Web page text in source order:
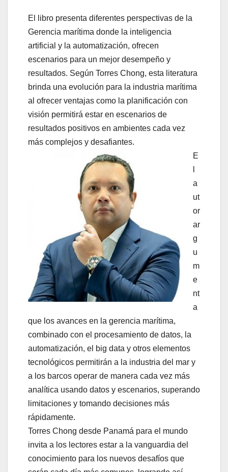
El libro presenta diferentes perspectivas de la
Gerencia marítima donde la inteligencia
artificial y la automatización, ofrecen
escenarios para un mejor desempeño y
resultados. Según Torres Chong, esta literatura
brinda una evolución para la industria marítima
al ofrecer ventajas como la planificación con
visión permitirá estar en escenarios de
resultados positivos en ambientes cada vez
más complejos y desafiantes.
E
a
ut
or
ar
g
u
m
e
nt
a
que los avances en la gerencia marítima,
combinado con el procesamiento de datos, la
automatización, el big data y otros elementos
tecnológicos permitirán a la industria del mar y
a los barcos operar de manera cada vez más
analítica usando datos y escenarios, superando
limitaciones y tomando decisiones más
rápidamente.
Torres Chong desde Panamá para el mundo
invita a los lectores estar a la vanguardia del
conocimiento para los nuevos desafíos que